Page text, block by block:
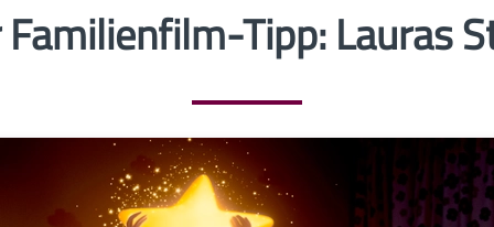
Tipp: Lauras